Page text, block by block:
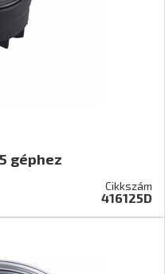
géphez
Cikkszám
416125D